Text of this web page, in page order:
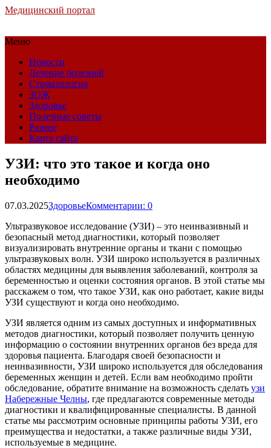
Медицинский портал
Меню
Новости
Лечение болезней
Стоматология
ЗОЖ
Здоровье
Полезные советы
Разное
Карта сайта
УЗИ: что это такое и когда оно
необходимо
07.03.2025ЗдоровьеКомментарии: 0
Ультразвуковое исследование (УЗИ) – это неинвазивный и
безопасный метод диагностики, который позволяет
визуализировать внутренние органы и ткани с помощью
ультразвуковых волн. УЗИ широко используется в различных
областях медицины для выявления заболеваний, контроля за
беременностью и оценки состояния органов. В этой статье мы
расскажем о том, что такое УЗИ, как оно работает, какие виды
УЗИ существуют и когда оно необходимо.
УЗИ является одним из самых доступных и информативных
методов диагностики, который позволяет получить ценную
информацию о состоянии внутренних органов без вреда для
здоровья пациента. Благодаря своей безопасности и
неинвазивности, УЗИ широко используется для обследования
беременных женщин и детей. Если вам необходимо пройти
обследование, обратите внимание на возможность сделать узи
Набережные Челны, где предлагаются современные методы
диагностики и квалифицированные специалисты. В данной
статье мы рассмотрим основные принципы работы УЗИ, его
преимущества и недостатки, а также различные виды УЗИ,
используемые в медицине.